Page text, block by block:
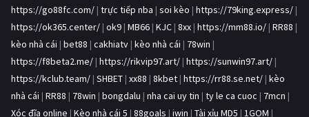
https://go88fc.com/ | trực tiếp nba | soi kèo | https://79king.express/ |
https://ok365.center/ | ok9 | MB66 | KJC | 8xx | https://mm88.io/ | RR88 |
kèo nhà cái | bet88 | cakhiatv | kèo nhà cái | 78win |
https://f8beta2.me/ | https://rikvip97.art/ | https://sunwin97.art/ |
https://kclub.team/ | SHBET | xx88 | 8kbet | https://rr88.se.net/ | kèo
nhà cái | RR88 | 78win | bongdalu | nha cai uy tin | ty le ca cuoc | 7mcn |
Xóc đĩa online | Kèo nhà cái 5 | 88goals | iwin | Tài xỉu MD5 | 1GOM |